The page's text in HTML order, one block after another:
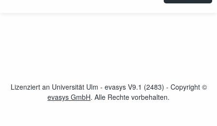
Lizenziert an Universität Ulm - evasys V9.1 (2483) - Copyright ©
evasys GmbHöffnet im neuen Fenster
. Alle Rechte vorbehalten.